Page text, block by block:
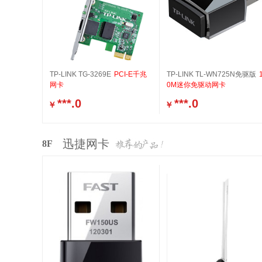
TP-LINK TG-3269E PCI-E千兆
网卡
￥ ***.0
TP-LINK TL-WN725N免驱版
0M迷你免驱动网卡
￥ ***.0
8F 迅捷网卡